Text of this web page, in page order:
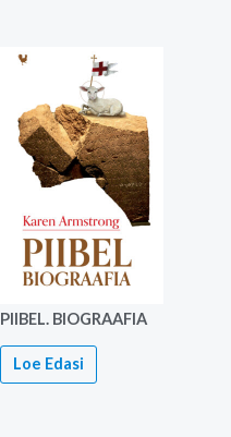
PIIBEL. BIOGRAAFIA
Loe Edasi